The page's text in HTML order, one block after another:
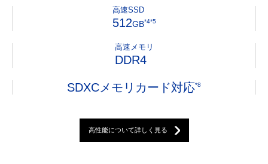
高速SSD
512GB*4*5
高速メモリ
DDR4
SDXCメモリカード対応*8
高性能について詳しく見る